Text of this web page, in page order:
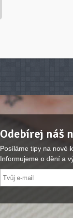
Odebírej náš
Posíláme tipy na nové
Informujeme o dění a